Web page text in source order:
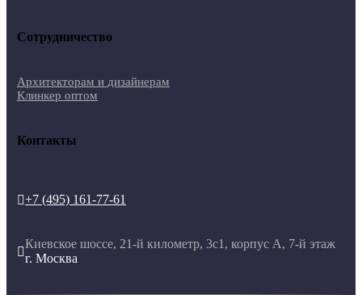
Сотрудничество
Архитекторам и дизайнерам
Клинкер оптом
Контакты
+7 (495) 161-77-61

Киевское шоссе, 21-й километр, 3с1, корпус А, 7-й этаж
г. Москва